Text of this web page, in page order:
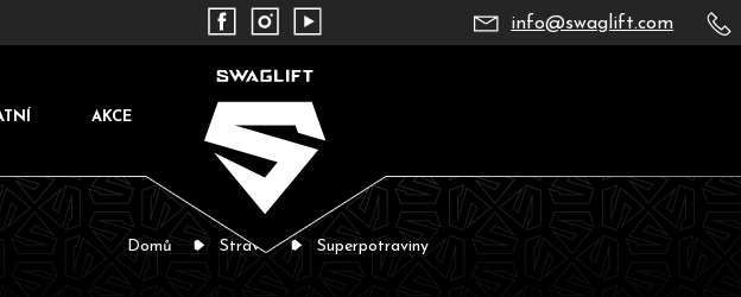
info@swaglift.com
AKCE
Domů Strava Superpotraviny